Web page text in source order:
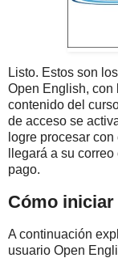
Listo. Estos son
Open English, con
contenido del
de acceso se
logre procesar
llegará a su
pago.
Cómo iniciar
A continuación
usuario Open